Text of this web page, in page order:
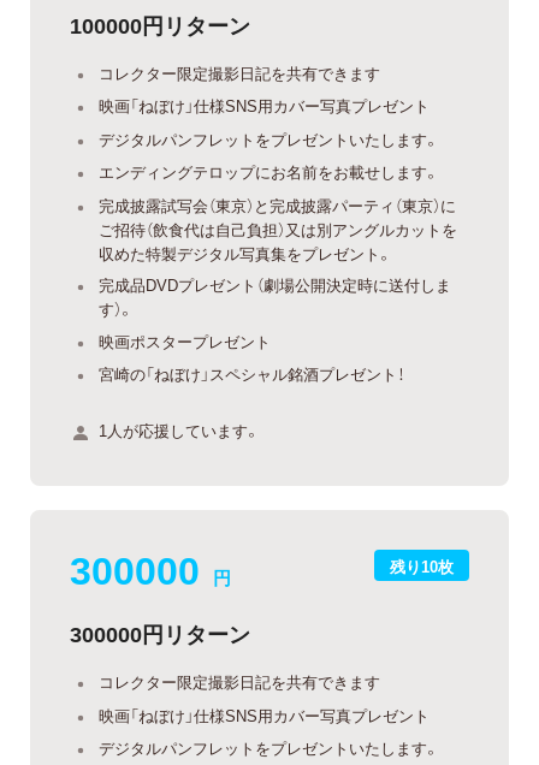
100000円リターン
コレクター限定撮影日記を共有できます
映画「ねぼけ」仕様SNS用カバー写真プレゼント
デジタルパンフレットをプレゼントいたします。
エンディングテロップにお名前をお載せします。
完成披露試写会（東京）と完成披露パーティ（東京）に
ご招待（飲食代は自己負担）又は別アングルカットを
収めた特製デジタル写真集をプレゼント。
完成品DVDプレゼント（劇場公開決定時に送付しま
す）。
映画ポスタープレゼント
宮崎の「ねぼけ」スペシャル銘酒プレゼント！
1人が応援しています。
残り10枚
300000 円
300000円リターン
コレクター限定撮影日記を共有できます
映画「ねぼけ」仕様SNS用カバー写真プレゼント
デジタルパンフレットをプレゼントいたします。